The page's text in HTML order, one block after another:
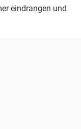
eindrangen und